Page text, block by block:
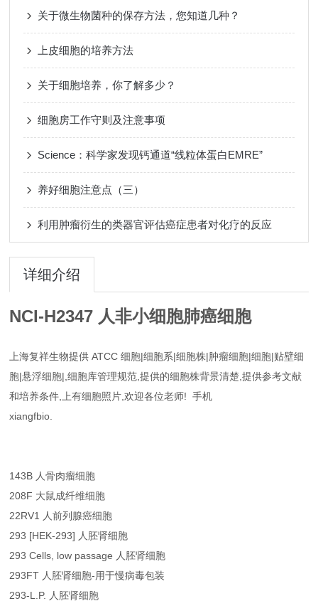
关于微生物菌种的保存方法，您知道几种？
上皮细胞的培养方法
关于细胞培养，你了解多少？
细胞房工作守则及注意事项
Science：科学家发现钙通道“线粒体蛋白EMRE”
养好细胞注意点（三）
利用肿瘤衍生的类器官评估癌症患者对化疗的反应
详细介绍
NCI-H2347 人非小细胞肺癌细胞
上海复祥生物提供 ATCC 细胞|细胞系|细胞株|肿瘤细胞|细胞|贴壁细
胞|悬浮细胞|,细胞库管理规范,提供的细胞株背景清楚,提供参考文献
和培养条件,上有细胞照片,欢迎各位老师! 手机
xiangfbio.
143B 人骨肉瘤细胞
208F 大鼠成纤维细胞
22RV1 人前列腺癌细胞
293 [HEK-293] 人胚肾细胞
293 Cells, low passage 人胚肾细胞
293FT 人胚肾细胞-用于慢病毒包装
293-L.P. 人胚肾细胞